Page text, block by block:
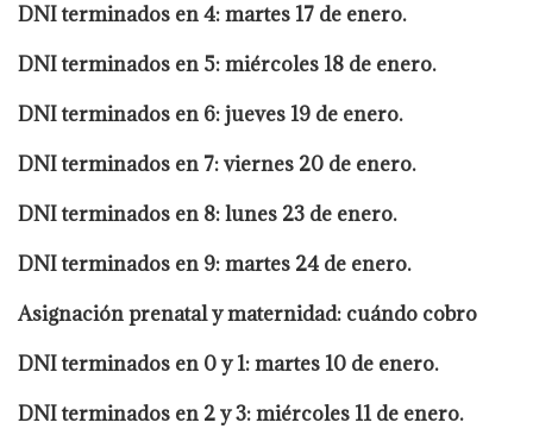
DNI terminados en 4: martes 17 de enero.
DNI terminados en 5: miércoles 18 de enero.
DNI terminados en 6: jueves 19 de enero.
DNI terminados en 7: viernes 20 de enero.
DNI terminados en 8: lunes 23 de enero.
DNI terminados en 9: martes 24 de enero.
Asignación prenatal y maternidad: cuándo cobro
DNI terminados en 0 y 1: martes 10 de enero.
DNI terminados en 2 y 3: miércoles 11 de enero.